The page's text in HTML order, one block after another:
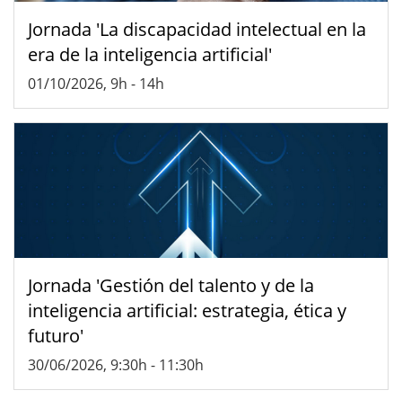
Jornada 'La discapacidad intelectual en la
era de la inteligencia artificial'
01/10/2026, 9h - 14h
Jornada 'Gestión del talento y de la
inteligencia artificial: estrategia, ética y
futuro'
30/06/2026, 9:30h - 11:30h